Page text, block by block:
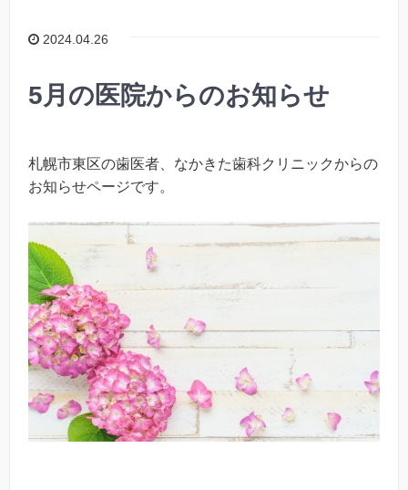
2024.04.26
5月の医院からのお知らせ
札幌市東区の歯医者、なかきた歯科クリニックからの
お知らせページです。